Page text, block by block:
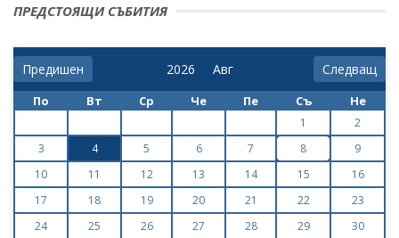
ПРЕДСТОЯЩИ СЪБИТИЯ
Предишен Следващ
По Вт Ср Че Пе Съ Не
1
2
3
4 5 6 7 8
9
10
11 12 13 14 15
16
17
18 19 20 21 22
23
24
25 26 27 28 29
30